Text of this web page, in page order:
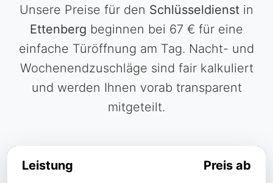
Unsere Preise für den Schlüsseldienst in
Ettenberg beginnen bei 67 € für eine
einfache Türöffnung am Tag. Nacht- und
Wochenendzuschläge sind fair kalkuliert
und werden Ihnen vorab transparent
mitgeteilt.
Leistung Preis ab